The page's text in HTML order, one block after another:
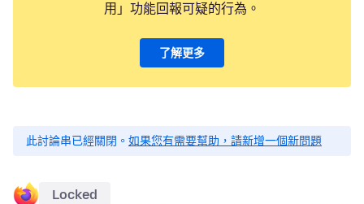
用」功能回報可疑的行為。
了解更多
此討論串已經關閉。 如果您有需要幫助，請新增一個新問題
Locked